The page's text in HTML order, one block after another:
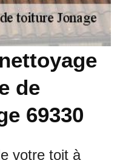
de
69330
votre toit à